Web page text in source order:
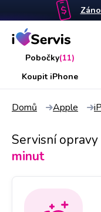
Pobočky(11)
Koupit iPhone
Domů Apple
Servisní opravy
minut